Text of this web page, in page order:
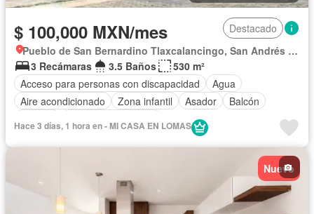
$ 100,000 MXN/mes
Destacado
Pueblo de San Bernardino Tlaxcalancingo, San Andrés Cholula
3 Recámaras
3.5 Baños
530 m²
Acceso para personas con discapacidad
Agua
Aire acondicionado
Zona infantil Asador
Balcón
Chimenea
Cuarto de Limpieza
Estacionamiento Gas natural
Internet
Despacho
Recámara con closet
Hace 3 días, 1 hora en - MI CASA EN LOMAS
Nuevo